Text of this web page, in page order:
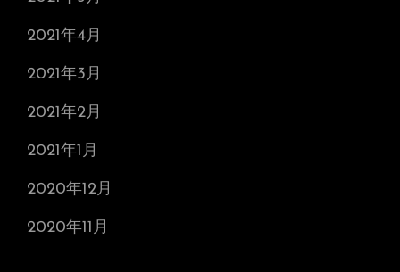
2021年4月
2021年3月
2021年2月
2021年1月
2020年12月
2020年11月